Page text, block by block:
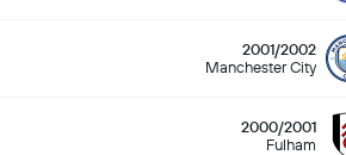
2001/2002
Manchester City
2000/2001
Fulham